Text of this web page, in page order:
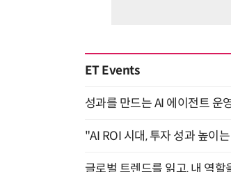
ET Events
성과를 만드는 AI 에이전트 운
"AI ROI 시대, 투자 성과 높이
글로벌 트렌드를 읽고, 내 역